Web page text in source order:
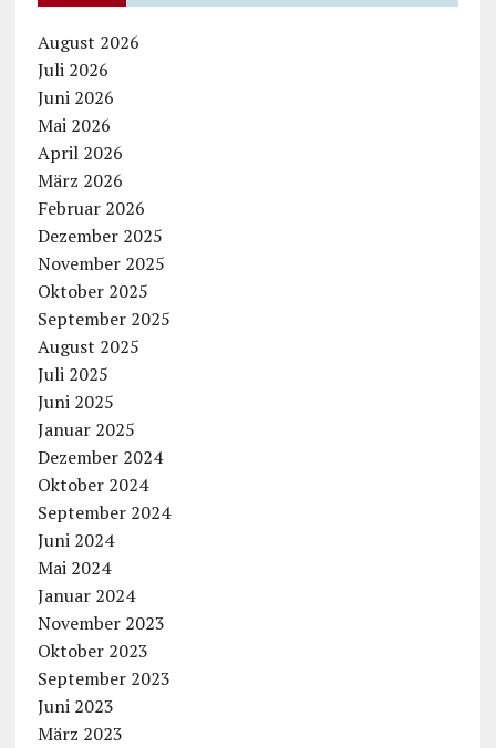
August 2026
Juli 2026
Juni 2026
Mai 2026
April 2026
März 2026
Februar 2026
Dezember 2025
November 2025
Oktober 2025
September 2025
August 2025
Juli 2025
Juni 2025
Januar 2025
Dezember 2024
Oktober 2024
September 2024
Juni 2024
Mai 2024
Januar 2024
November 2023
Oktober 2023
September 2023
Juni 2023
März 2023